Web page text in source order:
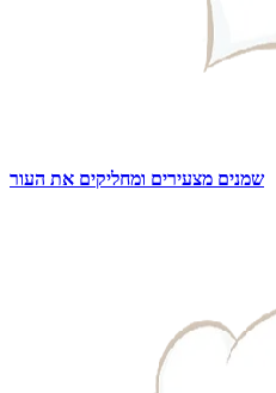
שמנים מצעירים ומחליקים את העור